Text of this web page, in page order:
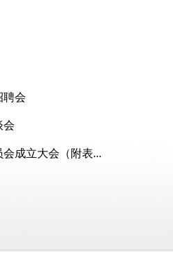
聘会
会
成立大会（附表...